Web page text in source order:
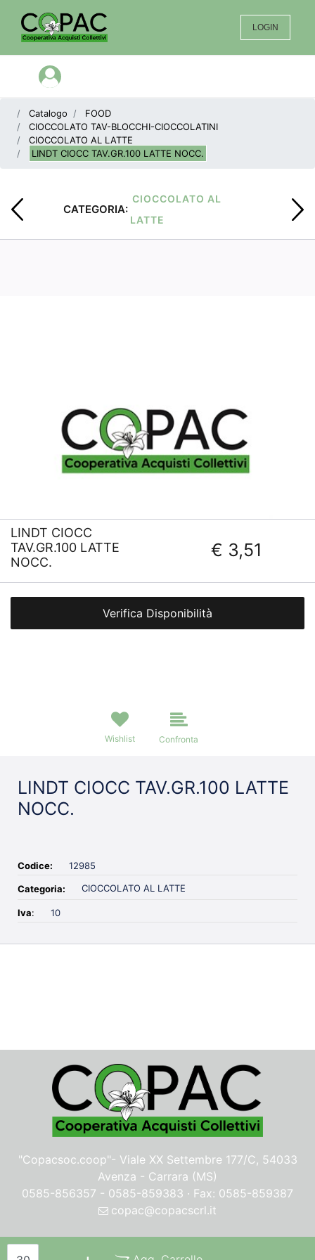
LOGIN
Open menu
Catalogo
FOOD
CIOCCOLATO TAV-BLOCCHI-CIOCCOLATINI
CIOCCOLATO AL LATTE
LINDT CIOCC TAV.GR.100 LATTE NOCC.
CATEGORIA:
CIOCCOLATO AL
LATTE
LINDT CIOCC
TAV.GR.100 LATTE
NOCC.
€ 3,51
Verifica Disponibilità
Wishlist Confronta
LINDT CIOCC TAV.GR.100 LATTE
NOCC.
Codice: 12985
Categoria: CIOCCOLATO AL LATTE
Iva: 10
"Copacsoc.coop"- Viale XX Settembre 177/C, 54033
Avenza - Carrara (MS)
0585-856357 - 0585-859383 · Fax: 0585-859387
copac@copacscrl.it